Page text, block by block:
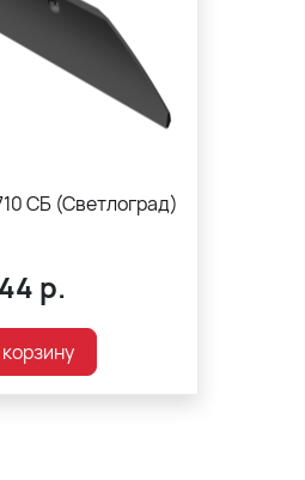
СБ (Светлоград)
р.